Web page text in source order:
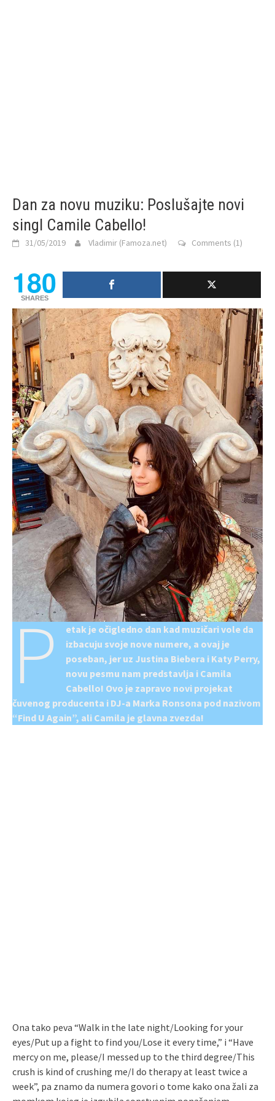
Dan za novu muziku: Poslušajte novi
singl Camile Cabello!
31/05/2019 Vladimir (Famoza.net) Comments (1)
180
SHARES
P
etak je očigledno dan kad muzičari vole da
izbacuju svoje nove numere, a ovaj je
poseban, jer uz Justina Biebera i Katy Perry,
novu pesmu nam predstavlja i Camila
Cabello! Ovo je zapravo novi projekat
čuvenog producenta i DJ-a Marka Ronsona pod nazivom
“Find U Again”, ali Camila je glavna zvezda!
Ona tako peva “Walk in the late night/Looking for your
eyes/Put up a fight to find you/Lose it every time,” i “Have
mercy on me, please/I messed up to the third degree/This
crush is kind of crushing me/I do therapy at least twice a
week”, pa znamo da numera govori o tome kako ona žali za